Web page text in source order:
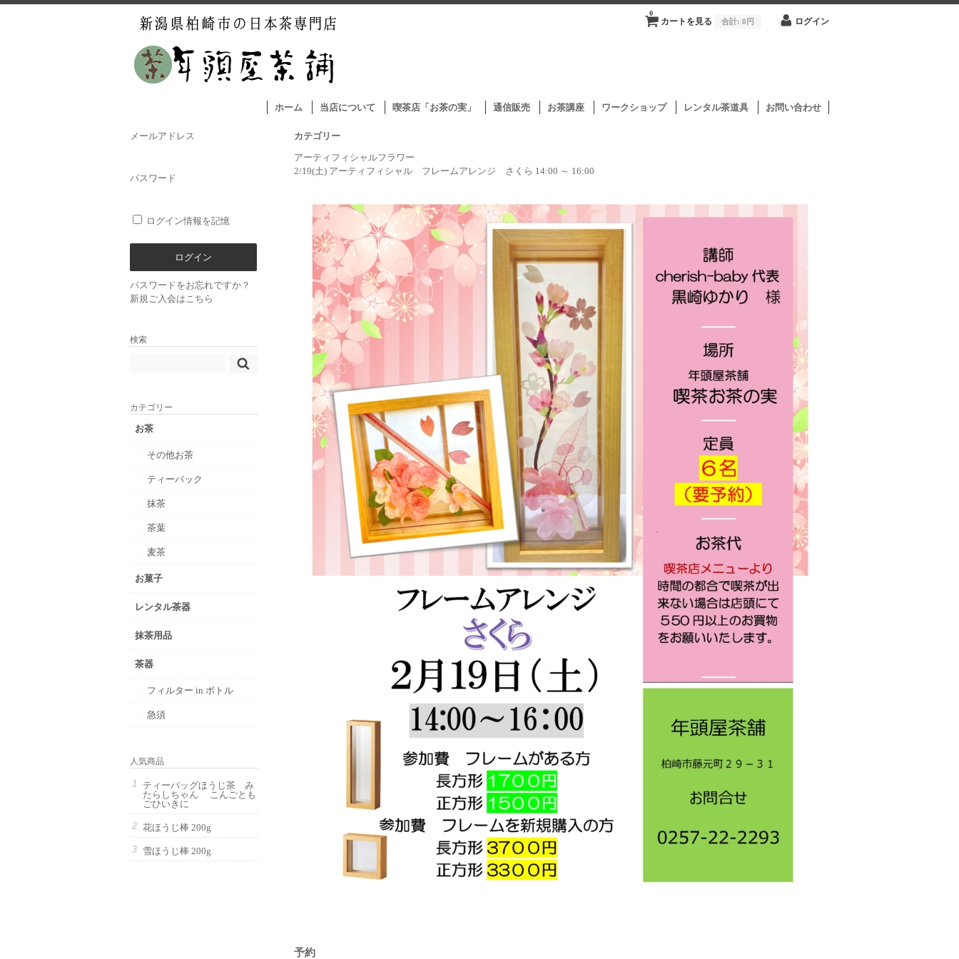
カートを見る
0
合計: 0円 ログイン
ホーム 当店について 喫茶店「お茶の実」 通信販売 お茶講座 ワークショップ レンタル茶道具 お問い合わせ
カテゴリー
アーティフィシャルフラワー
2/19(土) アーティフィシャル フレームアレンジ さくら 14:00 ～ 16:00
予約
メールアドレス
パスワード
ログイン情報を記憶
パスワードをお忘れですか？
新規ご入会はこちら
検索
カテゴリー
お茶
その他お茶
ティーバック
抹茶
茶葉
麦茶
お菓子
レンタル茶器
抹茶用品
茶器
フィルター in ボトル
急須
人気商品
ティーバッグほうじ茶 み
たらしちゃん こんごとも
ごひいきに
花ほうじ棒 200g
雪ほうじ棒 200g